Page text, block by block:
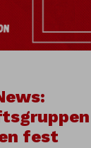
fest